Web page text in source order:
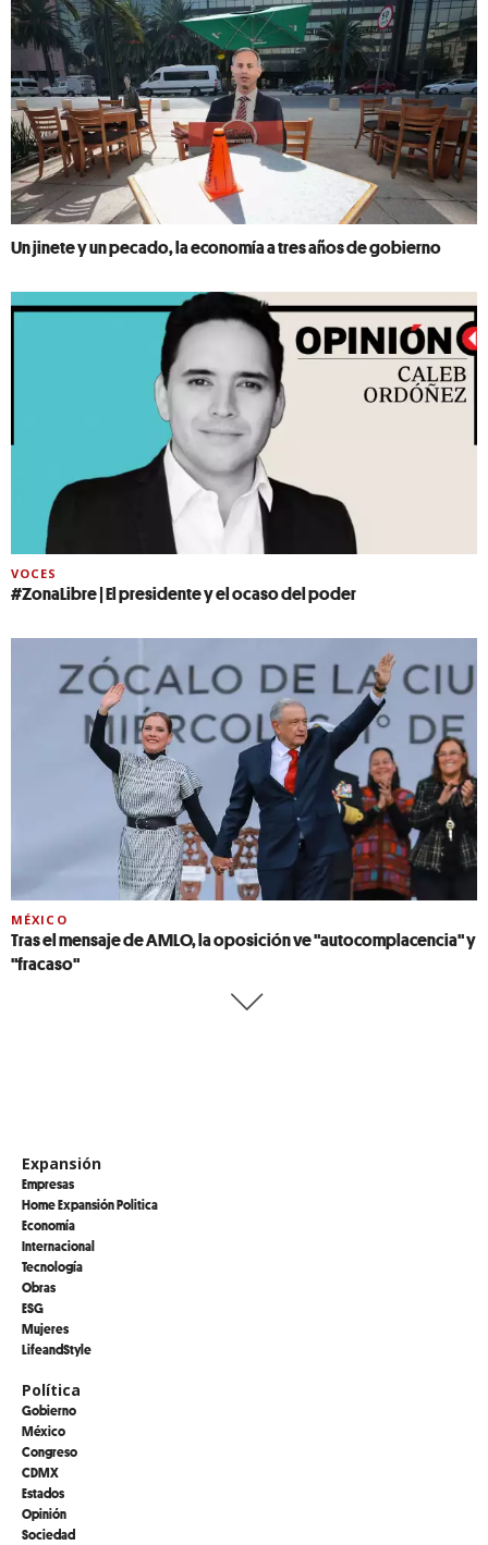
Un jinete y un pecado, la economía a tres años de gobierno
VOCES
#ZonaLibre | El presidente y el ocaso del poder
MÉXICO
Tras el mensaje de AMLO, la oposición ve "autocomplacencia" y
"fracaso"
Expansión
Empresas
Home Expansión Politica
Economía
Internacional
Tecnología
Obras
ESG
Mujeres
LifeandStyle
Política
Gobierno
México
Congreso
CDMX
Estados
Opinión
Sociedad